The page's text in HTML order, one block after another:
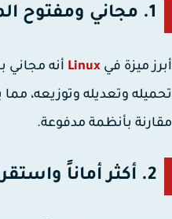
ميزة فيLinuxأنهمجاني
وتعديله وتوزيعه، مما
بأنظمة مدفوعة.